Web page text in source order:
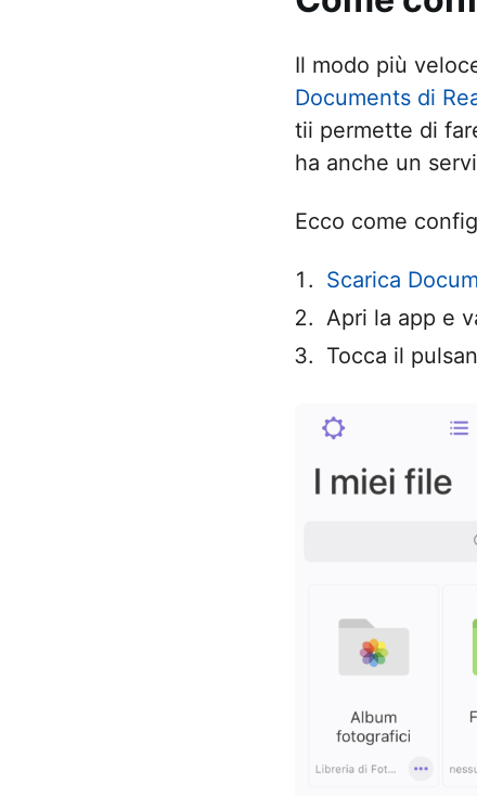
Il modo più
Documents di
tii permette di
ha anche un
Ecco come
Scarica
Apri la app e
Tocca il